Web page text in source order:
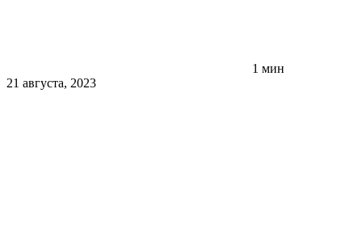
1 мин
21 августа, 2023